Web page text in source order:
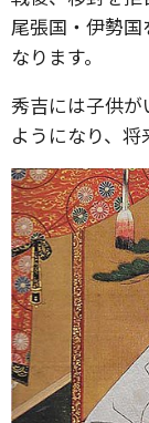
尾張国・伊勢国
なります。
秀吉には子供
ようになり、将